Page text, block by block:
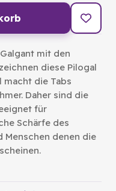
mit den
diese Pilogal
macht die Tabs
Daher sind die
für
Schärfe des
Menschen denen die